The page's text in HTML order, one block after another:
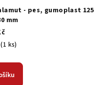
- pes, gumoplast 125
mm
(1 ks)